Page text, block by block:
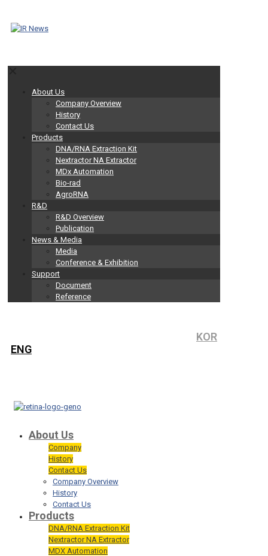
About Us
Company Overview
History
Contact Us
Products
DNA/RNA Extraction Kit
Nextractor NA Extractor
MDx Automation
Bio-rad
AgroRNA
R&D
R&D Overview
Publication
News & Media
Media
Conference & Exhibition
Support
Document
Reference
KOR
ENG
About Us
Company
History
Contact Us
Company Overview
History
Contact Us
Products
DNA/RNA Extraction Kit
Nextractor NA Extractor
MDX Automation